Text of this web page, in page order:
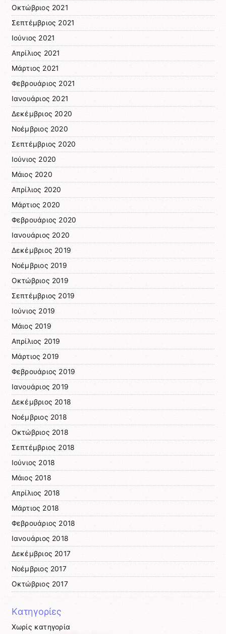
Οκτώβριος 2021
Σεπτέμβριος 2021
Ιούνιος 2021
Απρίλιος 2021
Μάρτιος 2021
Φεβρουάριος 2021
Ιανουάριος 2021
Δεκέμβριος 2020
Νοέμβριος 2020
Σεπτέμβριος 2020
Ιούνιος 2020
Μάιος 2020
Απρίλιος 2020
Μάρτιος 2020
Φεβρουάριος 2020
Ιανουάριος 2020
Δεκέμβριος 2019
Νοέμβριος 2019
Οκτώβριος 2019
Σεπτέμβριος 2019
Ιούνιος 2019
Μάιος 2019
Απρίλιος 2019
Μάρτιος 2019
Φεβρουάριος 2019
Ιανουάριος 2019
Δεκέμβριος 2018
Νοέμβριος 2018
Οκτώβριος 2018
Σεπτέμβριος 2018
Ιούνιος 2018
Μάιος 2018
Απρίλιος 2018
Μάρτιος 2018
Φεβρουάριος 2018
Ιανουάριος 2018
Δεκέμβριος 2017
Νοέμβριος 2017
Οκτώβριος 2017
Kατηγορίες
Χωρίς κατηγορία